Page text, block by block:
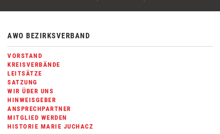
AWO BEZIRKSVERBAND
VORSTAND
KREISVERBÄNDE
LEITSÄTZE
SATZUNG
WIR ÜBER UNS
HINWEISGEBER
ANSPRECHPARTNER
MITGLIED WERDEN
HISTORIE MARIE JUCHACZ